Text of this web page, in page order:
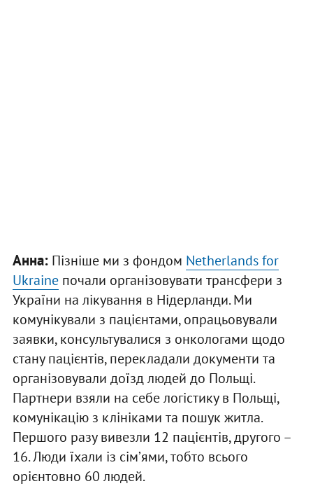
Анна: Пізніше ми з фондом Netherlands for
Ukraineпочали організовувати трансфери з
України на лікування в Нідерланди. Ми
комунікували з пацієнтами, опрацьовували
заявки, консультувалися з онкологами щодо
стану пацієнтів, перекладали документи та
організовували доїзд людей до Польщі.
Партнери взяли на себе логістику в Польщі,
комунікацію з клініками та пошук житла.
Першого разу вивезли 12 пацієнтів, другого –
16. Люди їхали із сімʼями, тобто всього
орієнтовно 60 людей.